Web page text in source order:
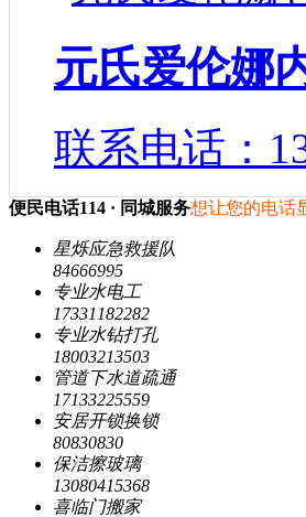
元氏爱伦娜
联系电话：
便民电话114 · 同城服务想让您的电话
星烁应急救援队
84666995
专业水电工
17331182282
专业水钻打孔
18003213503
管道下水道疏通
17133225559
安居开锁换锁
80830830
保洁擦玻璃
13080415368
喜临门搬家